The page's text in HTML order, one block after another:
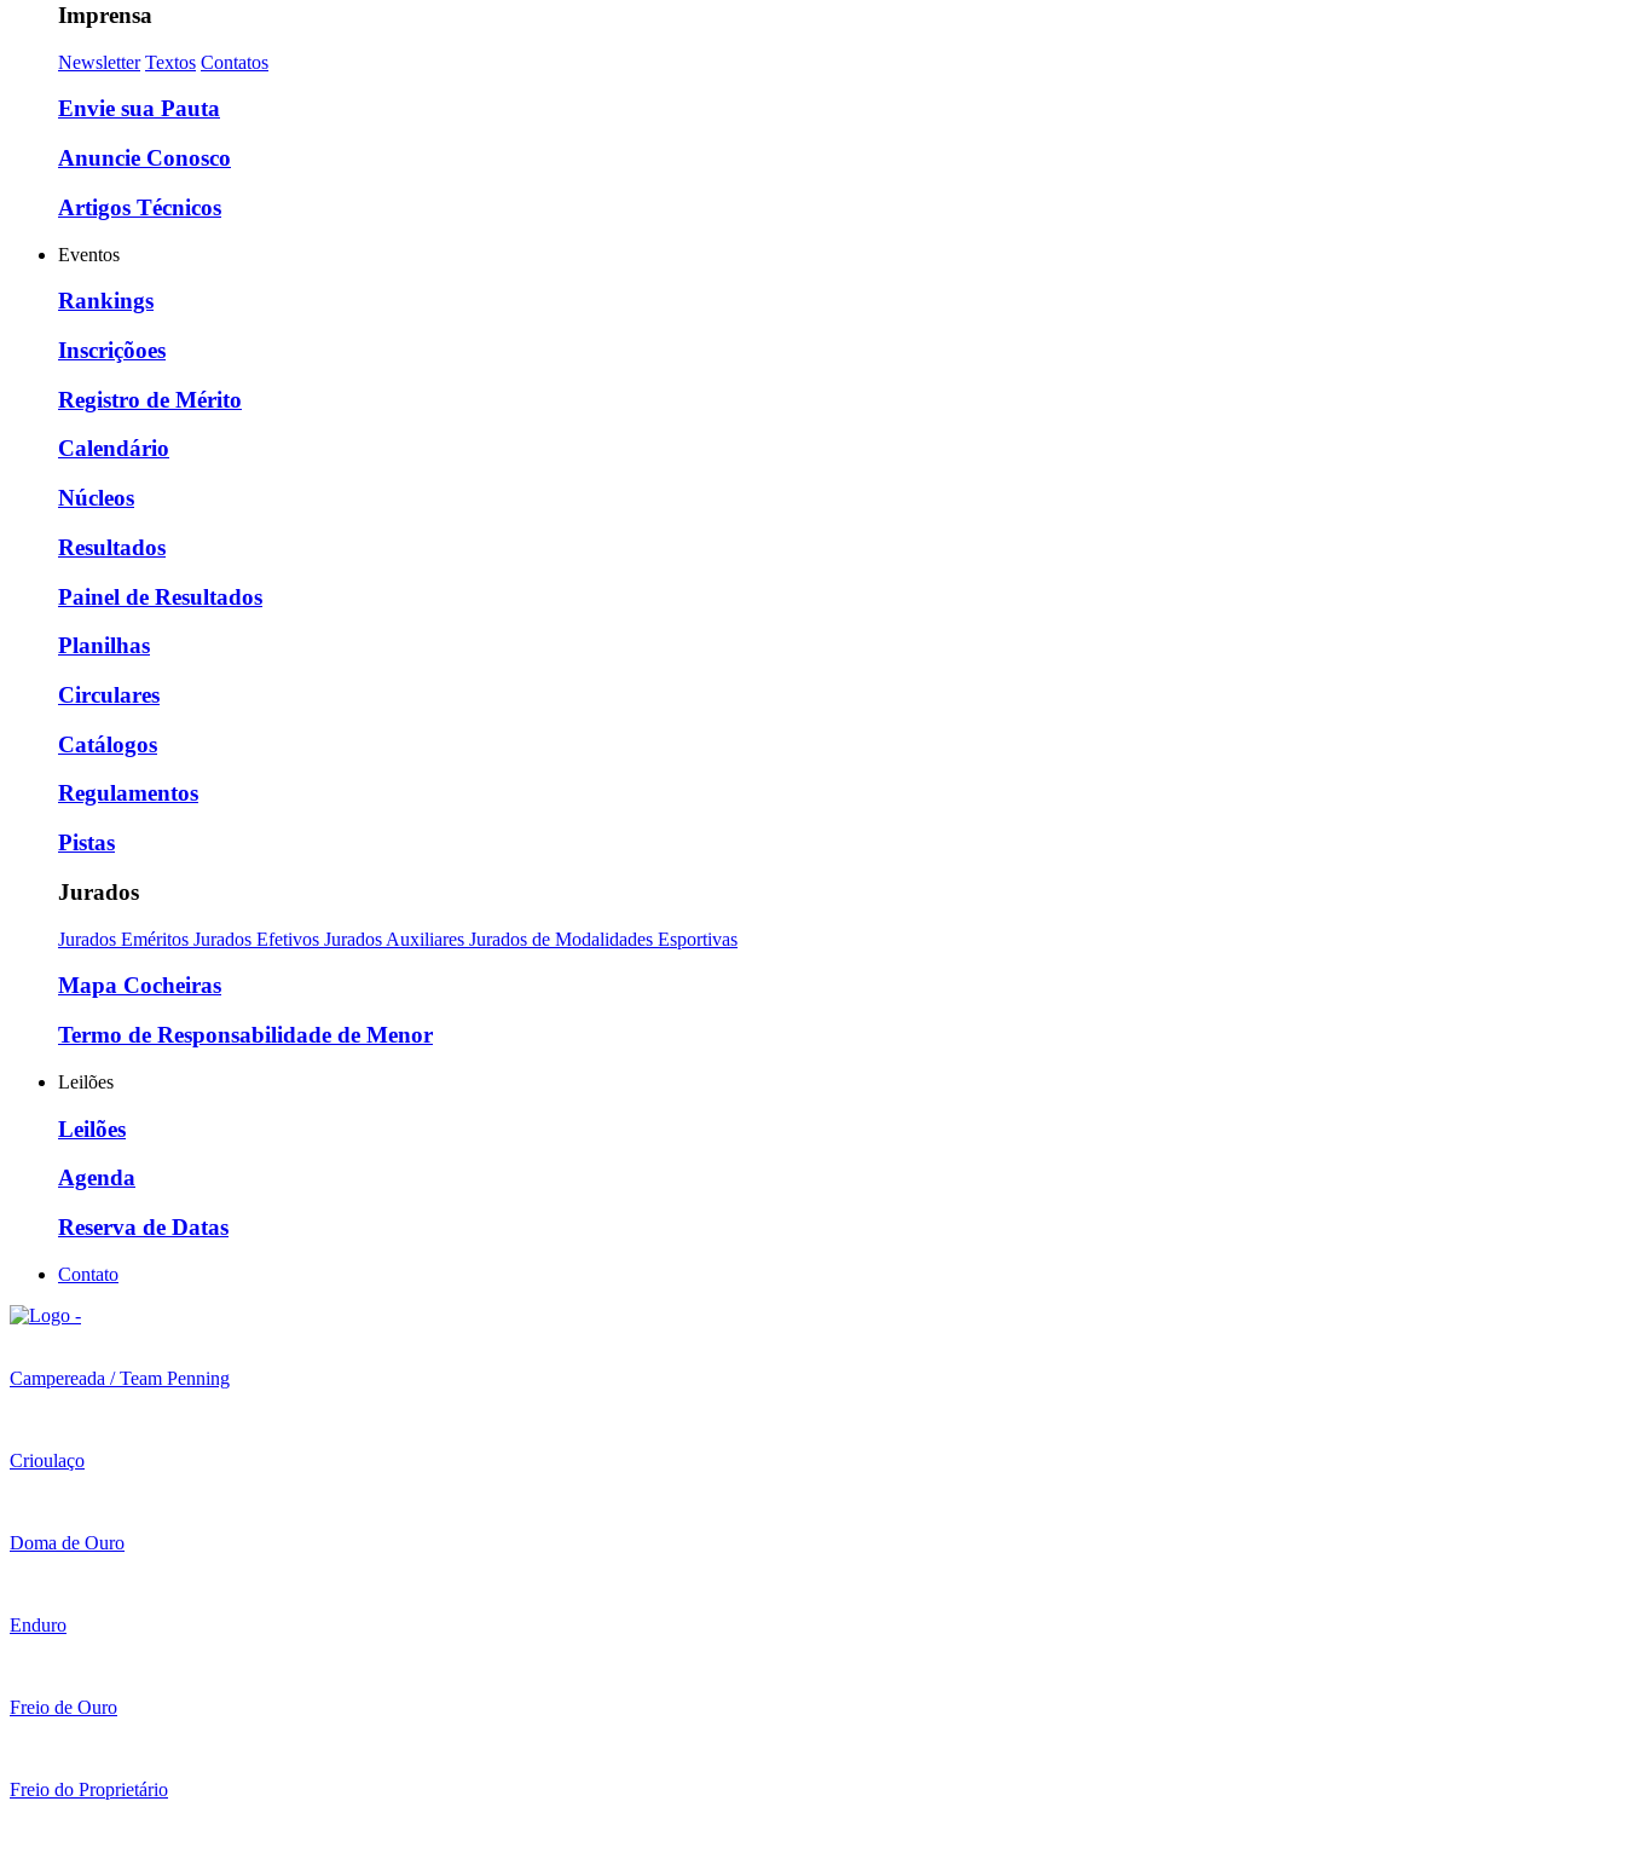
Imprensa
Newsletter Textos Contatos
Envie sua Pauta
Anuncie Conosco
Artigos Técnicos
Eventos
Rankings
Inscriçõoes
Registro de Mérito
Calendário
Núcleos
Resultados
Painel de Resultados
Planilhas
Circulares
Catálogos
Regulamentos
Pistas
Jurados
Jurados Eméritos Jurados Efetivos Jurados Auxiliares Jurados de Modalidades Esportivas
Mapa Cocheiras
Termo de Responsabilidade de Menor
Leilões
Leilões
Agenda
Reserva de Datas
Contato
Campereada / Team Penning
Crioulaço
Doma de Ouro
Enduro
Freio de Ouro
Freio do Proprietário